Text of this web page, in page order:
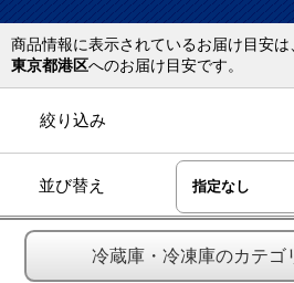
商品情報に表示されているお届け目安は
東京都港区へのお届け目安です。
絞り込み
並び替え
冷蔵庫・冷凍庫のカテゴ